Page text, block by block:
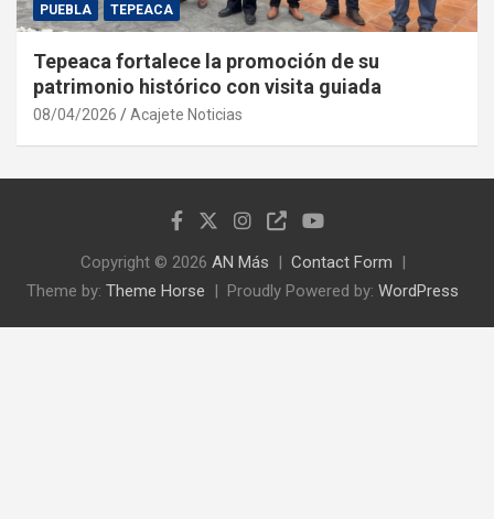
PUEBLA TEPEACA
Tepeaca fortalece la promoción de su
patrimonio histórico con visita guiada
08/04/2026 Acajete Noticias
Copyright © 2026 AN Más
Contact Form
Theme by: Theme Horse Proudly Powered by: WordPress